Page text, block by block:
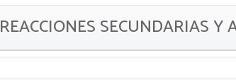
REACCIONES SECUNDARIAS Y